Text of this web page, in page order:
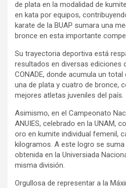
de plata en la modalidad de
en kata por equipos,
karate de la BUAP sumara una
bronce en esta importante
Su trayectoria deportiva está
resultados en diversas ediciones
CONADE, donde acumula un
una de plata y cuatro de bronce,
mejores atletas juveniles del país.
Asimismo, en el Campeonato
ANUIES, celebrado en la UNAM,
oro en kumite individual femenil,
kilogramos. A este logro se
obtenida en la Universiada
misma división.
Orgullosa de representar a la